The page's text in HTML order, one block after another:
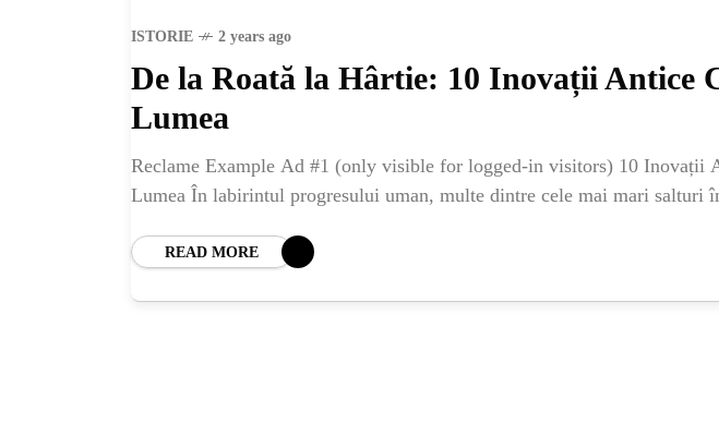
ISTORIE 2 years ago
De la Roată la Hârtie: 10 Inovații Antice
Lumea
Reclame Example Ad #1 (only visible for logged-in visitors) 10 Inovații
Lumea În labirintul progresului uman, multe dintre cele mai mari salturi
READ MORE